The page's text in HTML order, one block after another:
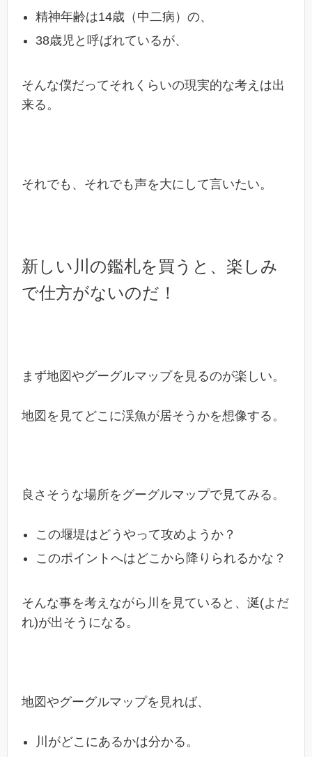
精神年齢は14歳（中二病）の、
38歳児と呼ばれているが、
そんな僕だってそれくらいの現実的な考えは出
来る。
それでも、それでも声を大にして言いたい。
新しい川の鑑札を買うと、楽しみ
で仕方がないのだ！
まず地図やグーグルマップを見るのが楽しい。
地図を見てどこに渓魚が居そうかを想像する。
良さそうな場所をグーグルマップで見てみる。
この堰堤はどうやって攻めようか？
このポイントへはどこから降りられるかな？
そんな事を考えながら川を見ていると、涎(よだ
れ)が出そうになる。
地図やグーグルマップを見れば、
川がどこにあるかは分かる。